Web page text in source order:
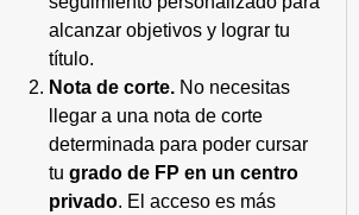
alcanzar objetivos y lograr tu
título.
Nota de corte. No necesitas
llegar a una nota de corte
determinada para poder cursar
tu grado de FP en un centro
privado. El acceso es más